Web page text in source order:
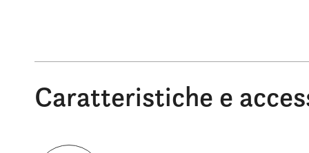
Caratteristiche e